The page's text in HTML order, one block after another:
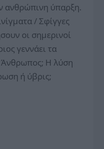
ανθρώπινη ύπαρξη.
/ Σφίγγες
οι σημερινοί
γεννάει τα
Άνθρωπος; Η λύση
ή ύβρις;